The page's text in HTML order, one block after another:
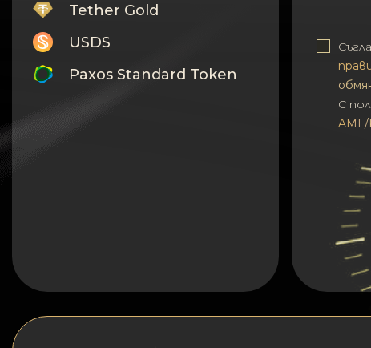
Tether Gold
USDS
Paxos Standard Token
С
AML/